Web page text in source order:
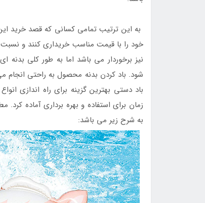
به این ترتیب تمامی کسانی که قصد خرید
خود را با قیمت مناسب خریداری کنند و
نیز برخوردار می باشد اما به طور کلی
شود. باد کردن بدنه محصول به راحتی
باد دستی بهترین گزینه برای راه اندازی
زمان برای استفاده و بهره برداری آماده
به شرح زیر می باشد: